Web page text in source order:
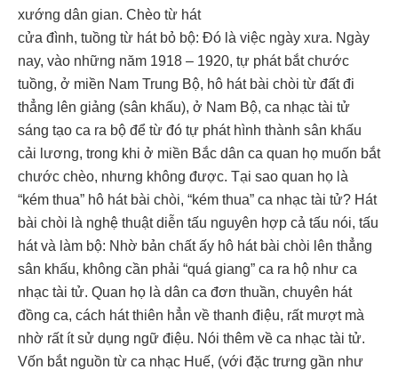
xướng dân gian. Chèo từ hát
cửa đình, tuồng từ hát bỏ bộ: Đó là việc ngày xưa. Ngày
nay, vào những năm 1918 – 1920, tự phát bắt chước
tuồng, ở miền Nam Trung Bộ, hô hát bài chòi từ đất đi
thẳng lên giảng (sân khấu), ở Nam Bộ, ca nhạc tài tử
sáng tạo ca ra bộ để từ đó tự phát hình thành sân khấu
cải lương, trong khi ở miền Bắc dân ca quan họ muốn bắt
chước chèo, nhưng không được. Tại sao quan họ là
“kém thua” hô hát bài chòi, “kém thua” ca nhạc tài tử? Hát
bài chòi là nghệ thuật diễn tấu nguyên hợp cả tấu nói, tấu
hát và làm bộ: Nhờ bản chất ấy hô hát bài chòi lên thẳng
sân khấu, không cần phải “quá giang” ca ra hộ như ca
nhạc tài tử. Quan họ là dân ca đơn thuần, chuyên hát
đồng ca, cách hát thiên hẳn về thanh điệu, rất mượt mà
nhờ rất ít sử dụng ngữ điệu. Nói thêm về ca nhạc tài tử.
Vốn bắt nguồn từ ca nhạc Huế, (với đặc trưng gần như